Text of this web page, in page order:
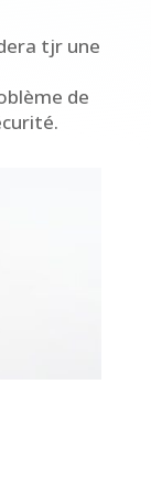
tjr une
de